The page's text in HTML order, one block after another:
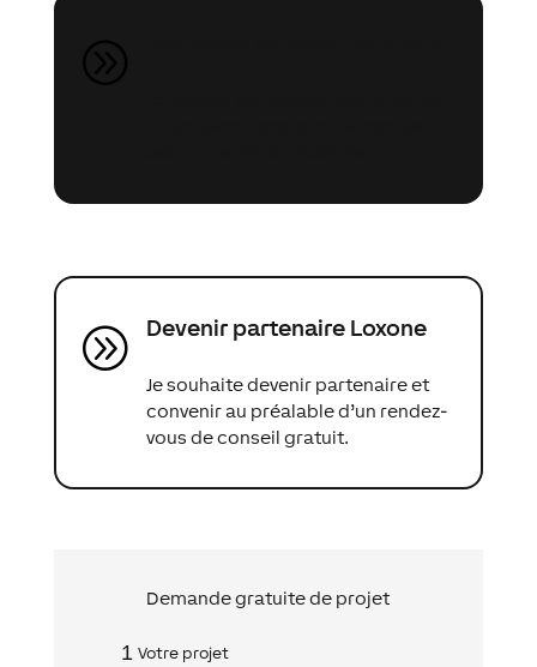
A Devenir partenaire Loxone
Je souhaite devenir partenaire et
convenir au préalable d’un rendez-
vous de conseil gratuit.
Demande gratuite de projet
1 Votre projet